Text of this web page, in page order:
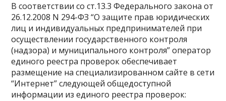
В соответствии со ст.13.3 Федерального закона от
26.12.2008 N 294-ФЗ “О защите прав юридических
лиц и индивидуальных предпринимателей при
осуществлении государственного контроля
(надзора) и муниципального контроля” оператор
единого реестра проверок обеспечивает
размещение на специализированном сайте в сети
“Интернет” следующей общедоступной
информации из единого реестра проверок: